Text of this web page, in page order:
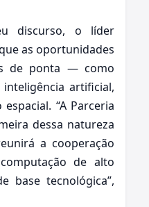
discurso, o líder
as oportunidades
de ponta — como
artificial,
“A Parceria
dessa natureza
a cooperação
de alto
base tecnológica”,